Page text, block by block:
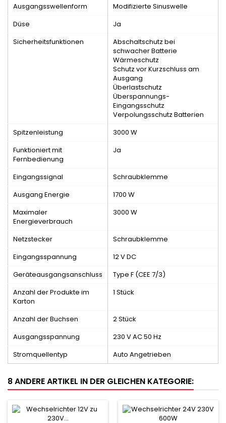
Ausgangsswellenform
Modifizierte Sinuswelle
Düse
Ja
Sicherheitsfunktionen
Abschaltschutz bei
schwacher Batterie
Wärmeschutz
Schutz vor Kurzschluss am
Ausgang
Überlastschutz
Überspannungs-
Eingangsschutz
Verpolungsschutz Batterien
Spitzenleistung
3000 W
Funktioniert mit
Fernbedienung
Ja
Eingangssignal
Schraubklemme
Ausgang Energie
1700 W
Maximaler
Energieverbrauch
3000 W
Netzstecker
Schraubklemme
Eingangsspannung
12 V DC
Geräteausgangsanschluss
Type F (CEE 7/3)
Anzahl der Produkte im
Karton
1 Stück
Anzahl der Buchsen
2 Stück
Ausgangsspannung
230 V AC 50 Hz
Stromquellentyp
Auto Angetrieben
8 ANDERE ARTIKEL IN DER GLEICHEN KATEGORIE: